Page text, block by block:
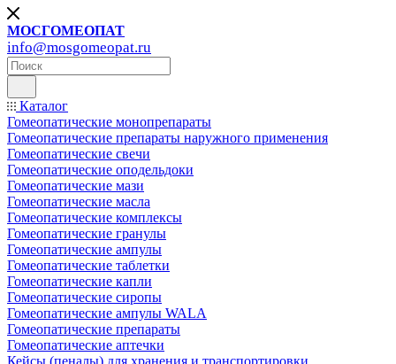
МОСГОМЕОПАТ
info@mosgomeopat.ru
Каталог
Гомеопатические монопрепараты
Гомеопатические препараты наружного применения
Гомеопатические свечи
Гомеопатические оподельдоки
Гомеопатические мази
Гомеопатические масла
Гомеопатические комплексы
Гомеопатические гранулы
Гомеопатические ампулы
Гомеопатические таблетки
Гомеопатические капли
Гомеопатические сиропы
Гомеопатические ампулы WALA
Гомеопатические препараты
Гомеопатические аптечки
Кейсы (пеналы) для хранения и транспортировки